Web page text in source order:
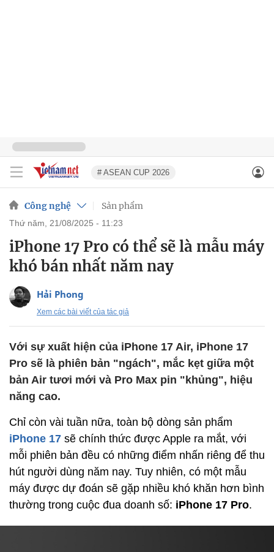
# ASEAN CUP 2026
Công nghệ Sản phẩm
thứ năm, 21/08/2025 - 11:23
iPhone 17 Pro có thể sẽ là mẫu máy
khó bán nhất năm nay
Hải Phong
Xem các bài viết của tác giả
Với sự xuất hiện của iPhone 17 Air, iPhone 17
Pro sẽ là phiên bản "ngách", mắc kẹt giữa một
bản Air tươi mới và Pro Max pin "khủng", hiệu
năng cao.
Chỉ còn vài tuần nữa, toàn bộ dòng sản phẩm
iPhone 17 sẽ chính thức được Apple ra mắt, với
mỗi phiên bản đều có những điểm nhấn riêng để thu
hút người dùng năm nay. Tuy nhiên, có một mẫu
máy được dự đoán sẽ gặp nhiều khó khăn hơn bình
thường trong cuộc đua doanh số: iPhone 17 Pro.